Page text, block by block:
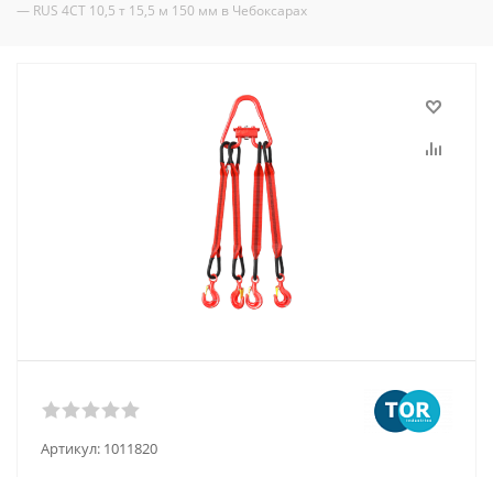
— RUS 4СТ 10,5 т 15,5 м 150 мм в Чебоксарах
Артикул: 1011820